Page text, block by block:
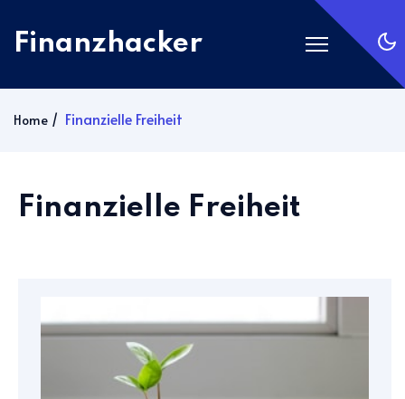
Finanzhacker
Gold
Abonnieren
Home Finanzielle Freiheit
Finanzielle Freiheit